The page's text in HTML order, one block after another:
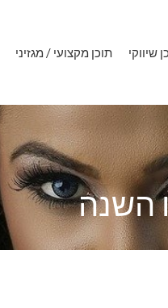
שיווקי תוכן מקצועי / מגזיני
השנה